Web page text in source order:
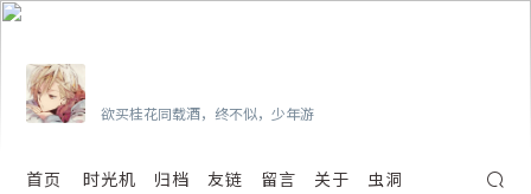
欲买桂花同载酒，终不似，少年游
首页 时光机 归档 友链 留言 关于 虫洞